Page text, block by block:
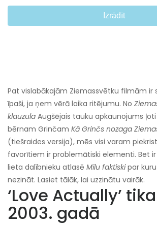
Izrādīt
Pat vislabākajām Ziemassvētku filmām ir
īpaši, ja ņem vērā laika ritējumu. No
klauzula Augšējais tauku apkaunojums
bērnam Grinčam Kā Grinčs nozaga
(tiešraides versija), mēs visi varam
favorītiem ir problemātiski elementi. Bet
lieta dalībnieku atlasē Mīlu faktiskipar kuru
nezināt. Lasiet tālāk, lai uzzinātu vairāk.
‘Love Actually’
2003. gadā